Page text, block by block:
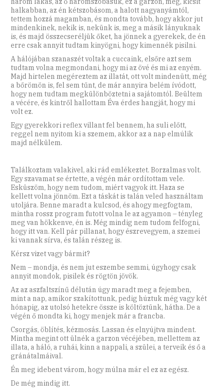
halkabban, az én kétszobásom, a halott nagyanyámtól,
tettem hozzá magamban, és mondta tovább, hogy akkor jut
mindenkinek, nekik is, nekünk is, meg a másik lányuknak
is, és majd összecseréljük őket, ha jönnek a gyerekek, de én
erre csak annyit tudtam kinyögni, hogy kimennék pisilni.
A hálójában szanaszét voltak a cuccaink, elsőre azt sem
tudtam volna megmondani, hogy mi az övé és mi az enyém.
Majd hirtelen megéreztem az illatát, ott volt mindenütt, még
a bőrömön is, fel sem tűnt, de már annyira belém ívódott,
hogy nem tudtam megkülönböztetni a sajátomtól. Beültem
a vécére, és kintről hallottam Éva érdes hangját, hogy mi
volt ez.
Egy gyerekkori reflex villant fel bennem, ha suli előtt,
reggel nem nyitom ki a szemem, akkor az a nap elmúlik
majd nélkülem.
Találkoztam valakivel, aki rád emlékeztet. Borzalmas volt.
Egy szavamat se értette, a végén már ordítottam vele.
Esküszöm, hogy nem tudom, miért vagyok itt. Haza se
kellett volna jönnöm. Ezt a táskát is talán veled használtam
utoljára. Benne maradt a kulcsod, és ahogy megfogtam,
mintha rossz program futott volna le az agyamon – tényleg
meg van hökkenve, én is. Még mindig nem tudom felfogni,
hogy itt van. Kell pár pillanat, hogy észrevegyem, a szemei
ki vannak sírva, és talán részeg is.
Kérsz vizet vagy bármit?
Nem – mondja, és nem jut eszembe semmi, úgyhogy csak
annyit mondok, pisilek és rögtön jövök.
Az az aszfaltszínű délután úgy maradt meg a fejemben,
mint a nap, amikor szakítottunk, pedig húztuk még vagy két
hónapig, az utolsó hetekre össze is költöztünk, hátha. De a
végén ő mondta ki, hogy menjek már a francba.
Csorgás, öblítés, kézmosás. Lassan és elnyújtva mindent.
Mintha megint ott ülnék a garzon vécéjében, mellettem az
illata, a háló, a ruhái, kinn a nappali, a szülei, a terveik és ő a
gránátalmáival.
Én meg idebent várom, hogy múlna már el ez az egész.
De még mindig itt.